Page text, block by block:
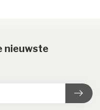
nieuwste